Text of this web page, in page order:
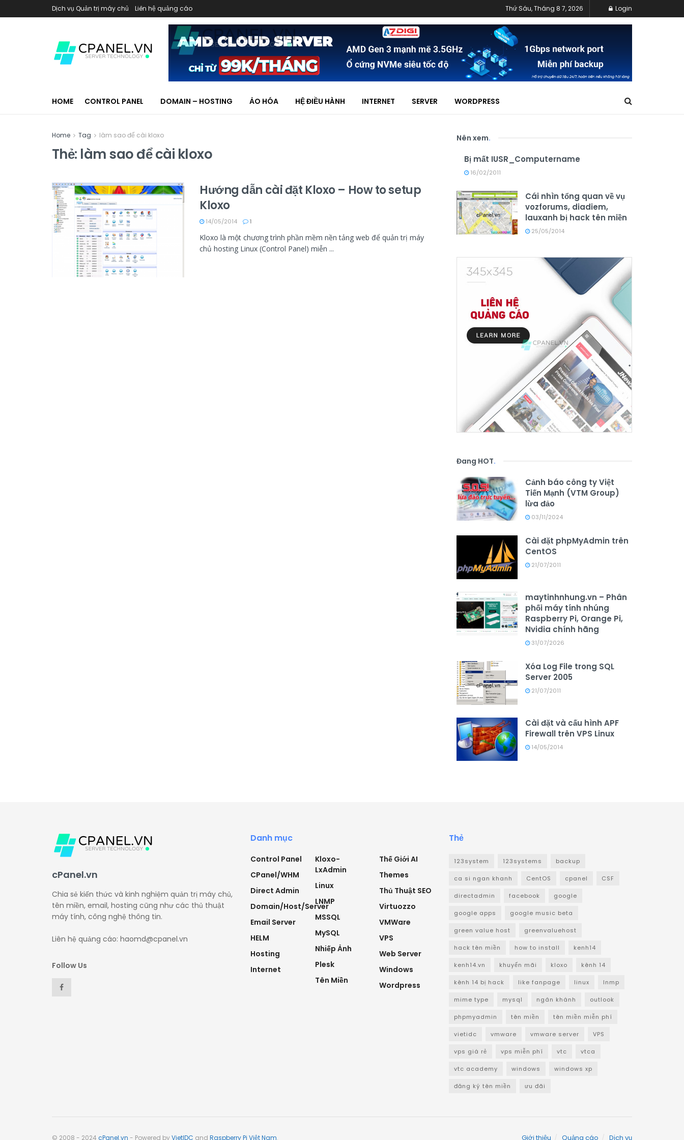
Dịch vụ Quản trị máy chủ Liên hệ quảng cáo Thứ Sáu, Tháng 8 7, 2026 Login
HOME CONTROL PANEL DOMAIN – HOSTING ẢO HÓA HỆ ĐIỀU HÀNH INTERNET SERVER WORDPRESS
Home Tag làm sao để cài kloxo
Thẻ: làm sao để cài kloxo
Hướng dẫn cài đặt Kloxo – How to setup
Kloxo
14/05/2014 1
Kloxo là một chương trình phần mềm nền tảng web để quản trị máy
chủ hosting Linux (Control Panel) miễn ...
Nên xem.
Bị mất IUSR_Computername
16/02/2011
Cái nhìn tổng quan về vụ
vozforums, diadiem,
lauxanh bị hack tên miền
25/05/2014
Đang HOT.
Cảnh báo công ty Việt
Tiến Mạnh (VTM Group)
lừa đảo
03/11/2024
Cài đặt phpMyAdmin trên
CentOS
21/07/2011
maytinhnhung.vn – Phân
phối máy tính nhúng
Raspberry Pi, Orange Pi,
Nvidia chính hãng
31/07/2026
Xóa Log File trong SQL
Server 2005
21/07/2011
Cài đặt và cấu hình APF
Firewall trên VPS Linux
14/05/2014
cPanel.vn
Chia sẻ kiến thức và kinh nghiệm quản trị máy chủ,
tên miền, email, hosting cũng như các thủ thuật
máy tính, công nghệ thông tin.
Liên hệ quảng cáo: haomd@cpanel.vn
Follow Us
Danh mục
Control Panel
CPanel/WHM
Direct Admin
Domain/Host/Server
Email Server
HELM
Hosting
Internet
Kloxo-
LxAdmin
Linux
LNMP
MSSQL
MySQL
Nhiếp Ảnh
Plesk
Tên Miền
Thế Giới AI
Themes
Thủ Thuật SEO
Virtuozzo
VMWare
VPS
Web Server
Windows
Wordpress
Thẻ
123system 123systems backup
ca si ngan khanh CentOS cpanel CSF
directadmin facebook google
google apps google music beta
green value host greenvaluehost
hack tên miền how to install kenh14
kenh14.vn khuyến mãi kloxo kênh 14
kênh 14 bị hack like fanpage linux lnmp
mime type mysql ngân khánh outlook
phpmyadmin tên miền tên miền miễn phí
vietidc vmware vmware server VPS
vps giá rẻ vps miễn phí vtc vtca
vtc academy windows windows xp
đăng ký tên miền ưu đãi
Giới thiệu Quảng cáo Dịch vụ
© 2008 - 2024 cPanel.vn - Powered byVietIDC and Raspberry Pi Việt Nam.